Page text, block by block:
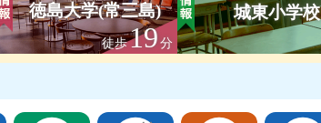
徳島大学(常三島)
徒歩19分
城東小学校